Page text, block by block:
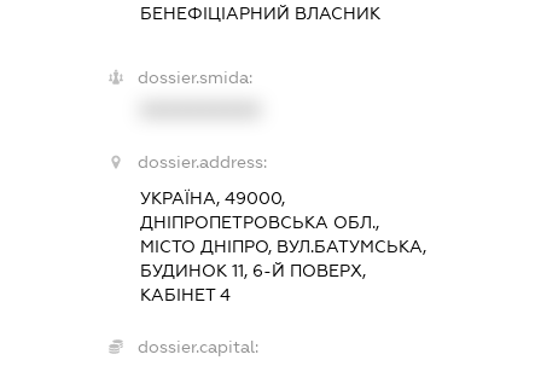
БЕНЕФІЦІАРНИЙ ВЛАСНИК
dossier.smida:
dossier.address:
УКРАЇНА, 49000,
ДНІПРОПЕТРОВСЬКА ОБЛ.,
МІСТО ДНІПРО, ВУЛ.БАТУМСЬКА,
БУДИНОК 11, 6-Й ПОВЕРХ,
КАБІНЕТ 4
dossier.capital: